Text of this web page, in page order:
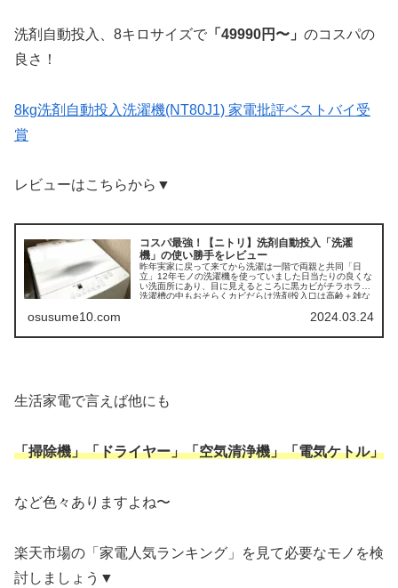
洗剤自動投入、8キロサイズで 「49990円〜」 のコスパの
良さ！
8kg洗剤自動投入洗濯機(NT80J1) 家電批評ベストバイ受
賞
レビューはこちらから▼
コスパ最強！【ニトリ】洗剤自動投入「洗濯
機」の使い勝手をレビュー
昨年実家に戻って来てから洗濯は一階で両親と共同「日
立」12年モノの洗濯機を使っていました日当たりの良くな
い洗面所にあり、目に見えるところに黒カビがチラホラ、
洗濯槽の中もおそらくカビだらけ洗剤投入口は高齢＋雑な
osusume10.com 2024.03.24
生活家電で言えば他にも
「掃除機」「ドライヤー」「空気清浄機」「電気ケトル」
など色々ありますよね〜
楽天市場の「家電人気ランキング」を見て必要なモノを検
討しましょう▼